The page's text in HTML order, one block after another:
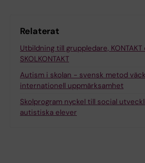
Relaterat
Utbildning till gruppledare, KONTAKT
SKOLKONTAKT
Autism i skolan - svensk metod
internationell uppmärksamhet
Skolprogram nyckel till social
autistiska elever